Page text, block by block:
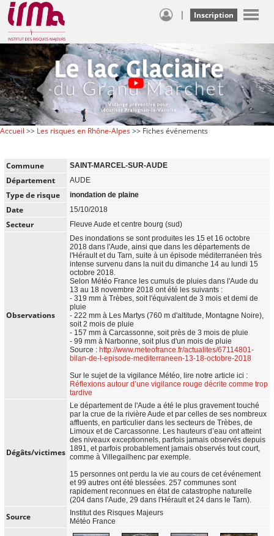
| Inscription
Accueil >> Les risques en Rhône-Alpes>> Fiches événements
Commune SAINT-MARCEL-SUR-AUDE
Département AUDE
Type de risque inondation de plaine
Date 15/10/2018
Secteur Fleuve Aude et centre bourg (sud)
Observations
Des inondations se sont produites les 15 et 16 octobre
2018 dans l'Aude, ainsi que dans les départements de
l'Hérault et du Tarn, suite à un épisode méditerranéen très
intense survenu dans la nuit du dimanche 14 au lundi 15
octobre 2018.
Selon Météo France les cumuls de pluies dans l'Aude du
13 au 18 novembre 2018 ont été les suivants :
- 319 mm à Trèbes, soit l'équivalent de 3 mois et demi de
pluie
- 222 mm à Les Martys (760 m d'altitude, Montagne Noire),
soit 2 mois de pluie
- 157 mm à Carcassonne, soit près de 3 mois de pluie
- 99 mm à Narbonne, soit plus d'un mois de pluie
Source : http://www.meteofrance.fr/actualites/67114801-
bilan-de-l-episode-mediterraneen-13-18-octobre-2018
Sur le sujet de la vigilance Météo, lire notre article ici :
Réflexions autour d’une vigilance rouge décrite comme trop
tardive
Dégâts/victimes
Le département de l'Aude a été le plus gravement touché
par la crue de la rivière Aude et par celles de ses nombreux
affluents, en particulier dans les secteurs de Trèbes, de
Limoux et de Carcassonne. Les hauteurs d’eau ont atteint
des niveaux exceptionnels, parfois jamais observés depuis
1891, et parfois probablement jamais observés tout court,
comme à Villegailhenc par exemple.
15 personnes ont perdu la vie au cours de cet événement
et 99 autres ont été blessées. 257 communes sont
rapidement reconnues en état de catastrophe naturelle
(204 dans l'Aude, 29 dans l'Hérault et 24 dans le Tarn).
Source
Institut des Risques Majeurs
Météo France